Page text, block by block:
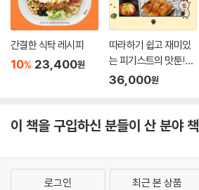
간결한 식탁 레시피
10% 23,400원
따라하기 쉽고 재미있
는 피기스트의 맛툰!
(큰글자책)
36,000원
이 책을 구입하신 분들이 산 분야 책
로그인 최근 본 상품